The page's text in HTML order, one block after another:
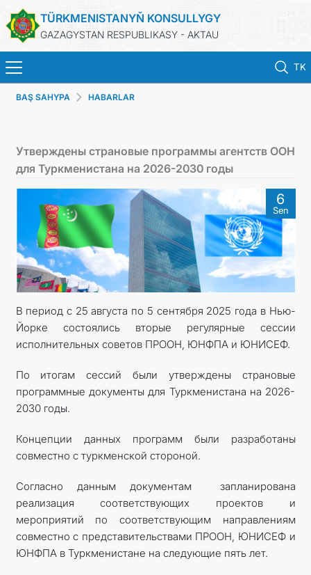
TÜRKMENISTANYŇ KONSULLYGY
GAZAGYSTAN RESPUBLIKASY - AKTAU
TK
BAŞ SAHYPA
KONSULLYK HYZMATLARY
DIM
KABUL EDILIŞIK
ARAGATNAŞYK
BAŞ SAHYPA HABARLAR
Утверждены страновые программы агентств ООН
для Туркменистана на 2026-2030 годы
6
Sen
В период с 25 августа по 5 сентября 2025 года в Нью-
Йорке состоялись вторые регулярные сессии
исполнительных советов ПРООН, ЮНФПА и ЮНИСЕФ.
По итогам сессий были утверждены страновые
программные документы для Туркменистана на 2026-
2030 годы.
Концепции данных программ были разработаны
совместно с туркменской стороной.
Согласно данным документам запланирована
реализация соответствующих проектов и
мероприятий по соответствующим направлениям
совместно с представительствами ПРООН, ЮНИСЕФ и
ЮНФПА в Туркменистане на следующие пять лет.